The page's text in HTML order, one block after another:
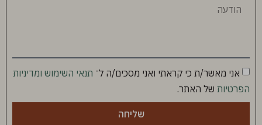
אני מאשר/ת כי קראתי ואני מסכים/ה ל־ תנאי השימוש ומדיניות
הפרטיות של האתר.
שליחה